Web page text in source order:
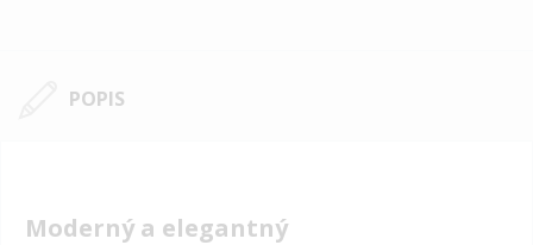
POPIS
Moderný a elegantný